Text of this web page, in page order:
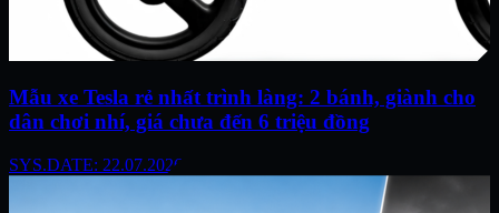
Mẫu xe Tesla rẻ nhất trình làng: 2 bánh, giành cho
dân chơi nhí, giá chưa đến 6 triệu đồng
SYS.DATE: 22.07.2026